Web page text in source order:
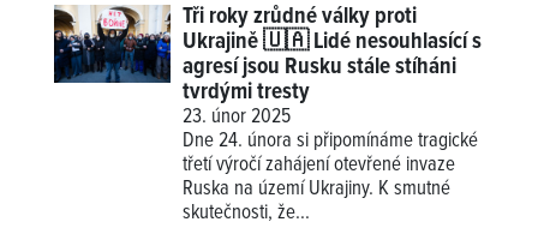
Tři roky zrůdné války proti
Ukrajině 🇺🇦 Lidé nesouhlasící s
agresí jsou Rusku stále stíháni
tvrdými tresty
23. únor 2025
Dne 24. února si připomínáme tragické
třetí výročí zahájení otevřené invaze
Ruska na území Ukrajiny. K smutné
skutečnosti, že...